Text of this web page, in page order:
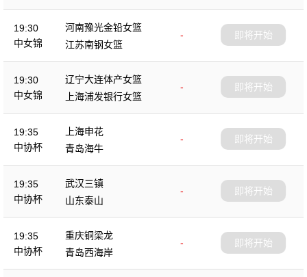
19:30
中女锦
河南豫光金铅女篮
-
江苏南钢女篮
即将开始
19:30
中女锦
辽宁大连体产女篮
-
上海浦发银行女篮
即将开始
19:35
中协杯
上海申花
-
青岛海牛
即将开始
19:35
中协杯
武汉三镇
-
山东泰山
即将开始
19:35
中协杯
重庆铜梁龙
-
青岛西海岸
即将开始